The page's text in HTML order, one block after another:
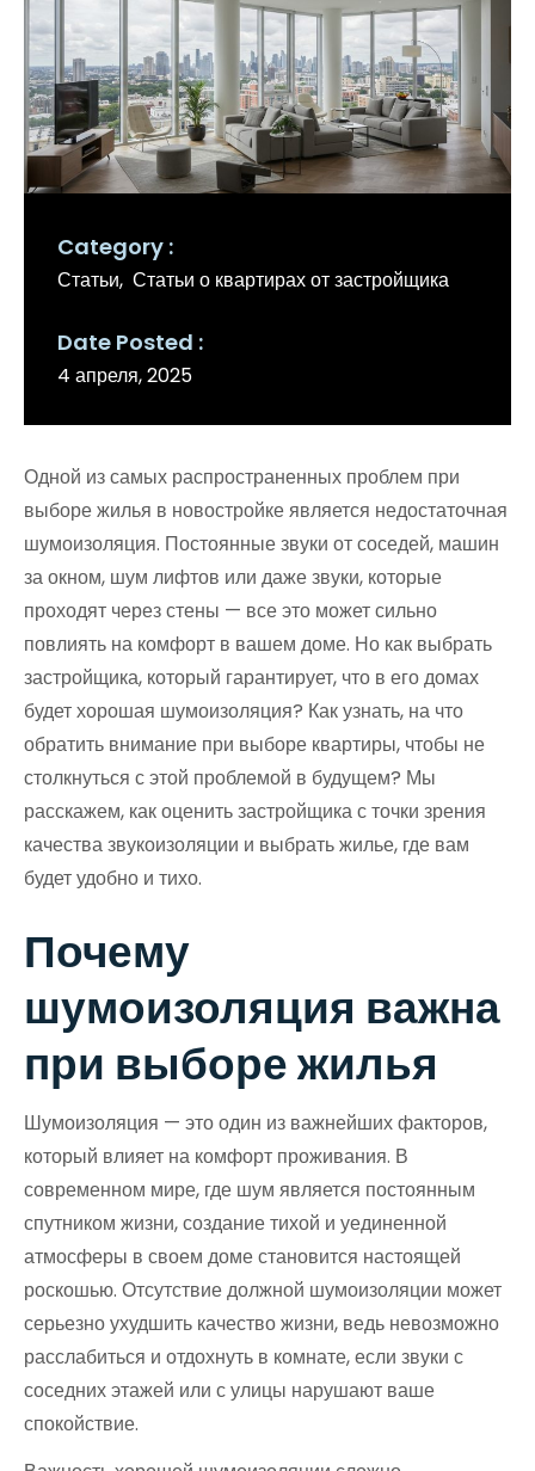
Category
Статьи Статьи о квартирах от застройщика
Date Posted
4 апреля, 2025
Одной из самых распространенных проблем при
выборе жилья в новостройке является недостаточная
шумоизоляция. Постоянные звуки от соседей, машин
за окном, шум лифтов или даже звуки, которые
проходят через стены — все это может сильно
повлиять на комфорт в вашем доме. Но как выбрать
застройщика, который гарантирует, что в его домах
будет хорошая шумоизоляция? Как узнать, на что
обратить внимание при выборе квартиры, чтобы не
столкнуться с этой проблемой в будущем? Мы
расскажем, как оценить застройщика с точки зрения
качества звукоизоляции и выбрать жилье, где вам
будет удобно и тихо.
Почему
шумоизоляция важна
при выборе жилья
Шумоизоляция — это один из важнейших факторов,
который влияет на комфорт проживания. В
современном мире, где шум является постоянным
спутником жизни, создание тихой и уединенной
атмосферы в своем доме становится настоящей
роскошью. Отсутствие должной шумоизоляции может
серьезно ухудшить качество жизни, ведь невозможно
расслабиться и отдохнуть в комнате, если звуки с
соседних этажей или с улицы нарушают ваше
спокойствие.